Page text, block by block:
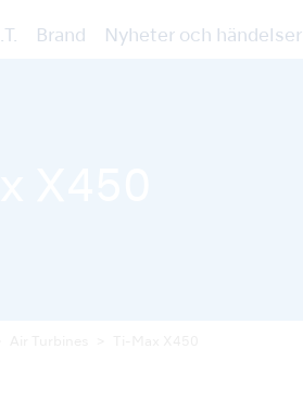
Brand Nyheter och händelser